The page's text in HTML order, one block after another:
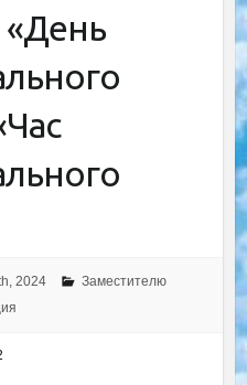
«День
2024
Заместителю